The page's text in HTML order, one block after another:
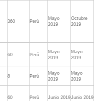
360 Perú
Mayo
2019
Octubre
2019
60 Perú
Mayo
2019
Mayo
2019
8 Perú
Mayo
2019
Mayo
2019
60 Perú Junio 2019Junio 2019